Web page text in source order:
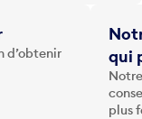
d’obtenir
qui
plus